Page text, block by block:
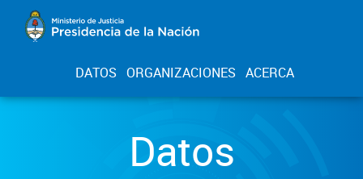
DATOS ORGANIZACIONES ACERCA
Datos